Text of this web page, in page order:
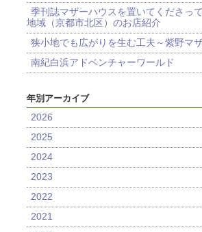
季刊誌マザーハウスを置いてくださっ
地域（京都市北区）のお店紹介
狭小地でも広がりを生む工夫～紫野マ
南紀白浜アドベンチャーワールド
年別アーカイブ
2026
2025
2024
2023
2022
2021